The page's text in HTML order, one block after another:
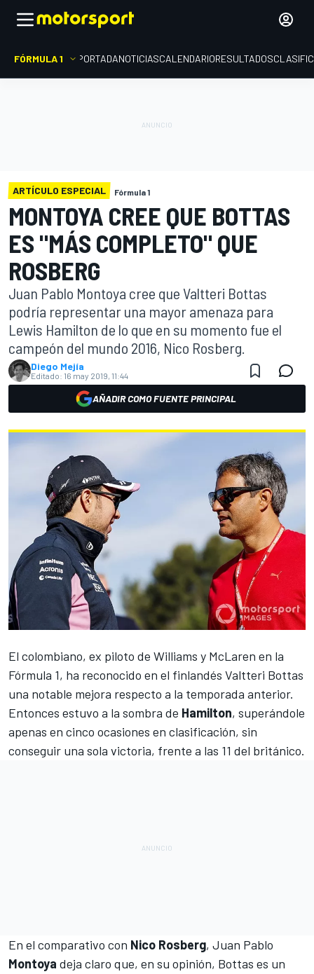
FÓRMULA 1 PORTADANOTICIASCALENDARIORESULTADOS
ARTÍCULO ESPECIAL Fórmula 1
MONTOYA CREE QUE BOTTAS
ES "MÁS COMPLETO" QUE
ROSBERG
Juan Pablo Montoya cree que Valtteri Bottas
podría representar una mayor amenaza para
Lewis Hamilton de lo que en su momento fue el
campeón del mundo 2016, Nico Rosberg.
Diego Mejía
Editado: 16 may 2019, 11:44
AÑADIR COMO FUENTE PRINCIPAL
El colombiano, ex piloto de Williams y McLaren en la
Fórmula 1, ha reconocido en el finlandés Valtteri Bottas
una notable mejora respecto a la temporada anterior.
Entonces estuvo a la sombra de Hamilton, superándole
apenas en cinco ocasiones en clasificación, sin
conseguir una sola victoria, frente a las 11 del británico.
En el comparativo con Nico Rosberg, Juan Pablo
Montoya deja claro que, en su opinión, Bottas es un